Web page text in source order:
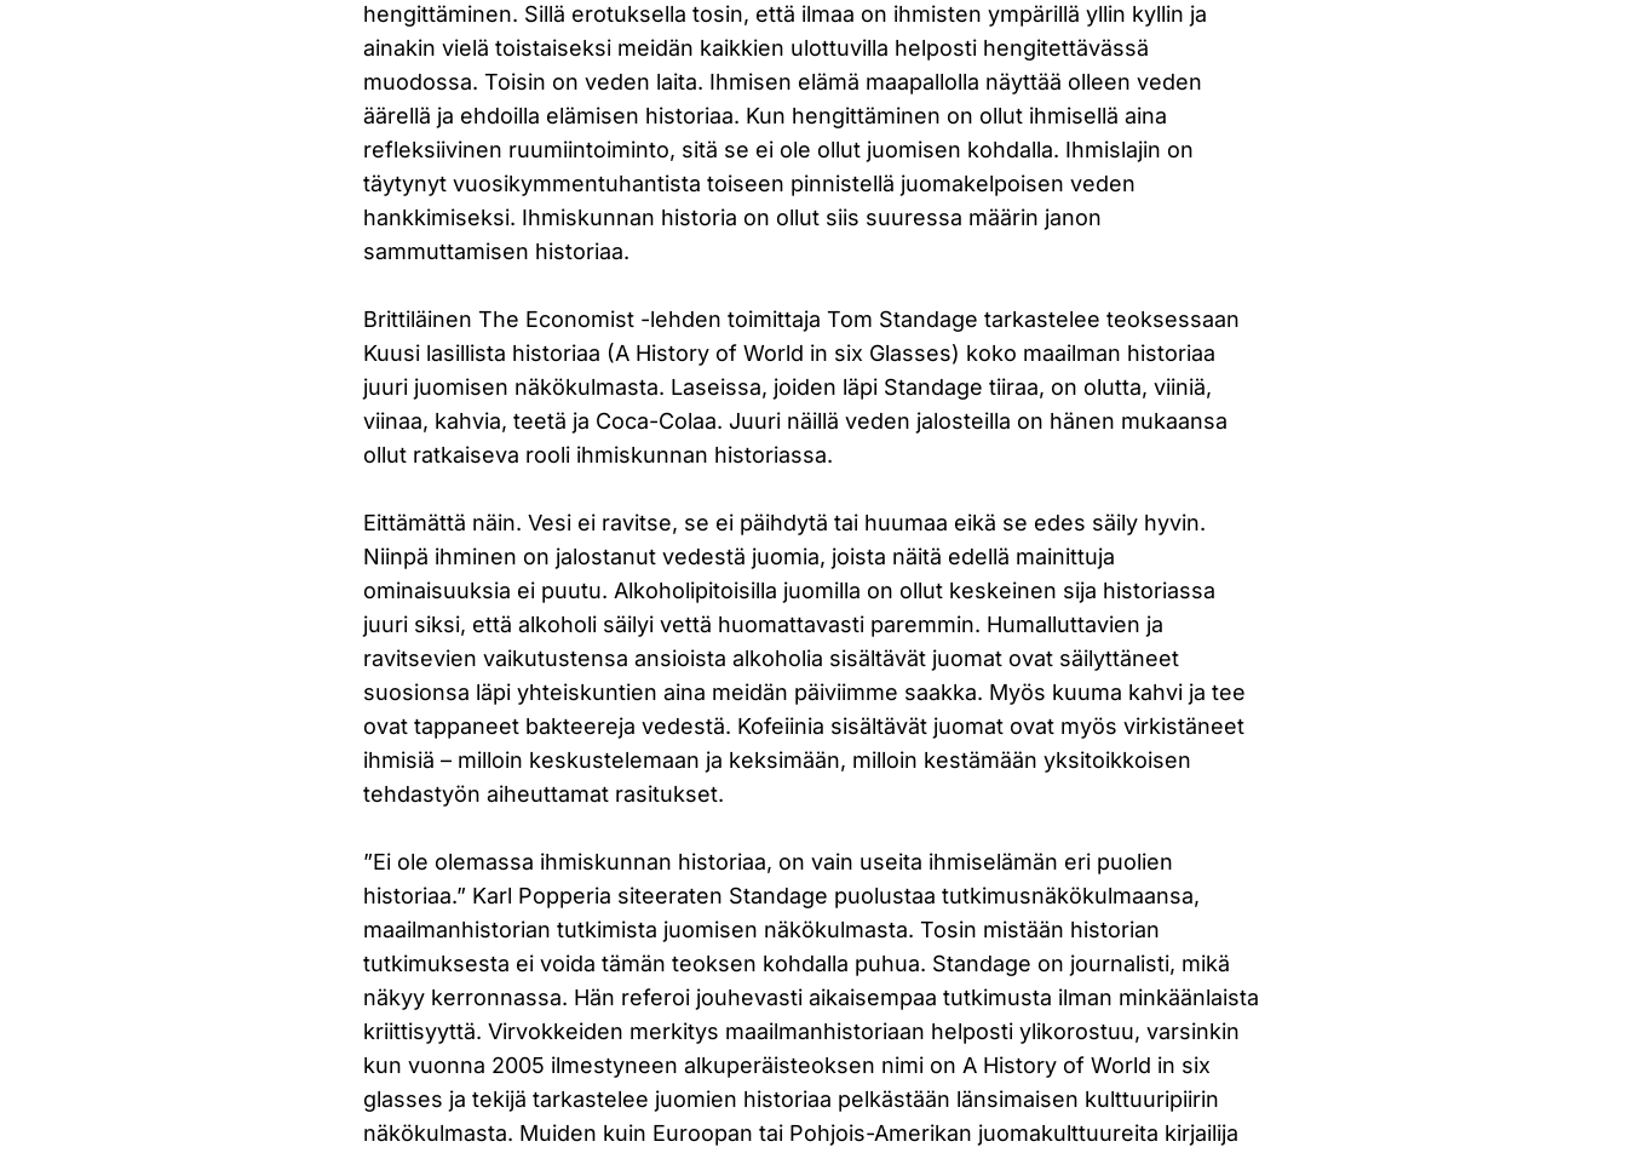
hengittäminen. Sillä erotuksella tosin, että ilmaa on ihmisten ympärillä yllin kyllin ja
ainakin vielä toistaiseksi meidän kaikkien ulottuvilla helposti hengitettävässä
muodossa. Toisin on veden laita. Ihmisen elämä maapallolla näyttää olleen veden
äärellä ja ehdoilla elämisen historiaa. Kun hengittäminen on ollut ihmisellä aina
refleksiivinen ruumiintoiminto, sitä se ei ole ollut juomisen kohdalla. Ihmislajin on
täytynyt vuosikymmentuhantista toiseen pinnistellä juomakelpoisen veden
hankkimiseksi. Ihmiskunnan historia on ollut siis suuressa määrin janon
sammuttamisen historiaa.
Brittiläinen The Economist -lehden toimittaja Tom Standage tarkastelee teoksessaan
Kuusi lasillista historiaa (A History of World in six Glasses) koko maailman historiaa
juuri juomisen näkökulmasta. Laseissa, joiden läpi Standage tiiraa, on olutta, viiniä,
viinaa, kahvia, teetä ja Coca-Colaa. Juuri näillä veden jalosteilla on hänen mukaansa
ollut ratkaiseva rooli ihmiskunnan historiassa.
Eittämättä näin. Vesi ei ravitse, se ei päihdytä tai huumaa eikä se edes säily hyvin.
Niinpä ihminen on jalostanut vedestä juomia, joista näitä edellä mainittuja
ominaisuuksia ei puutu. Alkoholipitoisilla juomilla on ollut keskeinen sija historiassa
juuri siksi, että alkoholi säilyi vettä huomattavasti paremmin. Humalluttavien ja
ravitsevien vaikutustensa ansioista alkoholia sisältävät juomat ovat säilyttäneet
suosionsa läpi yhteiskuntien aina meidän päiviimme saakka. Myös kuuma kahvi ja tee
ovat tappaneet bakteereja vedestä. Kofeiinia sisältävät juomat ovat myös virkistäneet
ihmisiä – milloin keskustelemaan ja keksimään, milloin kestämään yksitoikkoisen
tehdastyön aiheuttamat rasitukset.
”Ei ole olemassa ihmiskunnan historiaa, on vain useita ihmiselämän eri puolien
historiaa.” Karl Popperia siteeraten Standage puolustaa tutkimusnäkökulmaansa,
maailmanhistorian tutkimista juomisen näkökulmasta. Tosin mistään historian
tutkimuksesta ei voida tämän teoksen kohdalla puhua. Standage on journalisti, mikä
näkyy kerronnassa. Hän referoi jouhevasti aikaisempaa tutkimusta ilman minkäänlaista
kriittisyyttä. Virvokkeiden merkitys maailmanhistoriaan helposti ylikorostuu, varsinkin
kun vuonna 2005 ilmestyneen alkuperäisteoksen nimi on A History of World in six
glasses ja tekijä tarkastelee juomien historiaa pelkästään länsimaisen kulttuuripiirin
näkökulmasta. Muiden kuin Euroopan tai Pohjois-Amerikan juomakulttuureita kirjailija